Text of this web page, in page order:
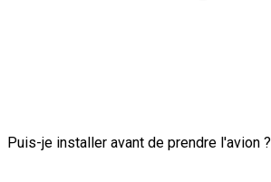
Puis-je installer avant de prendre l'avion ?